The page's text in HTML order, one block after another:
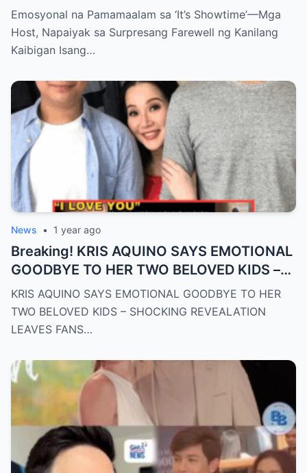
Surpresang Farewell ng Kanilang Kaibigan
Emosyonal na Pamamaalam sa ‘It’s Showtime’—Mga
Host, Napaiyak sa Surpresang Farewell ng Kanilang
Kaibigan Isang…
News • 1 year ago
Breaking! KRIS AQUINO SAYS EMOTIONAL
GOODBYE TO HER TWO BELOVED KIDS –
SH0CKING REVEALATION LEAVES FANS
HEARTBROKEN!
KRIS AQUINO SAYS EMOTIONAL GOODBYE TO HER
TWO BELOVED KIDS – SHOCKING REVEALATION
LEAVES FANS…